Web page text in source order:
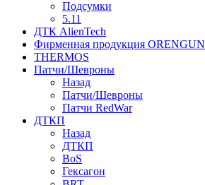
Подсумки
5.11
ДТК AlienTech
Фирменная продукция ORENGUN
THERMOS
Патчи/Шевроны
Назад
Патчи/Шевроны
Патчи RedWar
ДТКП
Назад
ДТКП
BoS
Гексагон